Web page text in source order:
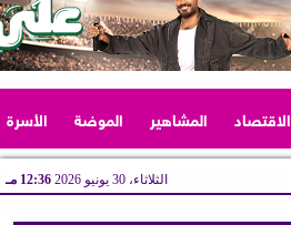
الاقتصاد المشاهير الموضة الأسرة
الثلاثاء، 30 يونيو 2026 12:36 مـ